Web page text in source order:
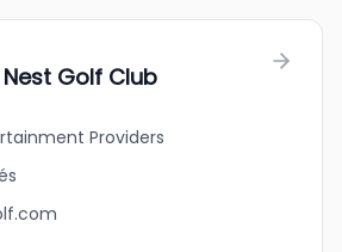
Nest Golf Club
Providers